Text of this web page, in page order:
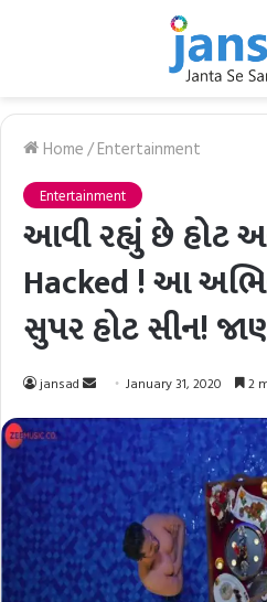
Home/Entertainment
Entertainment
આવી રહ્યું છે હોટ
Hacked ! આ
સુપર હોટ સીન!
jansad
Send
email
January 31, 2020 2